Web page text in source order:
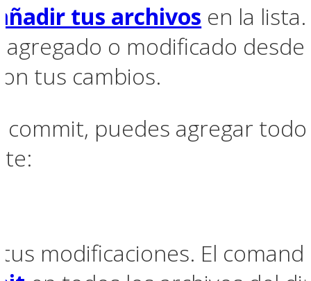
tus archivos en la
o modificado
tus cambios.
puedes agregar
modificaciones. El